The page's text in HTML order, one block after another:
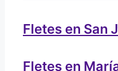
Fletes en San
Fletes en